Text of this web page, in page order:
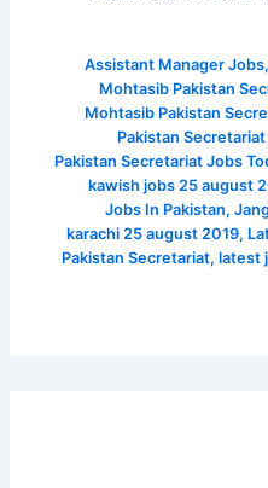
Assistant Manager Jobs,
Mohtasib Pakistan
Mohtasib Pakistan
Pakistan
Pakistan Secretariat Jobs
kawish jobs 25 august
Jobs In Pakistan,
karachi 25 august 2019,
Pakistan Secretariat, latest